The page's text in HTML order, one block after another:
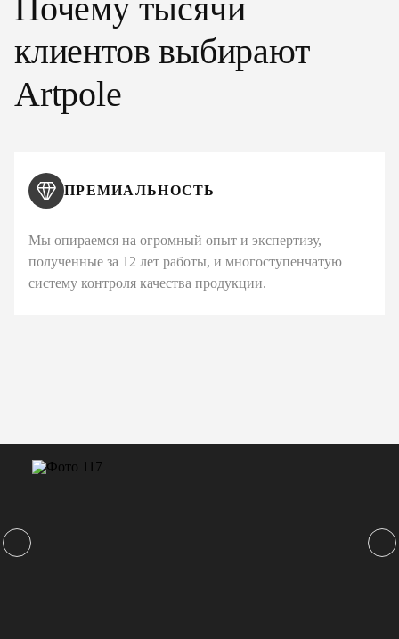
Почему тысячи
клиентов выбирают
Artpole
ПРЕМИАЛЬНОСТЬ
Мы опираемся на огромный опыт и экспертизу,
полученные за 12 лет работы, и многоступенчатую
систему контроля качества продукции.